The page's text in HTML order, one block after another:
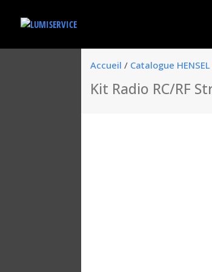
Accueil / Catalogue HENSEL
Kit Radio RC/RF